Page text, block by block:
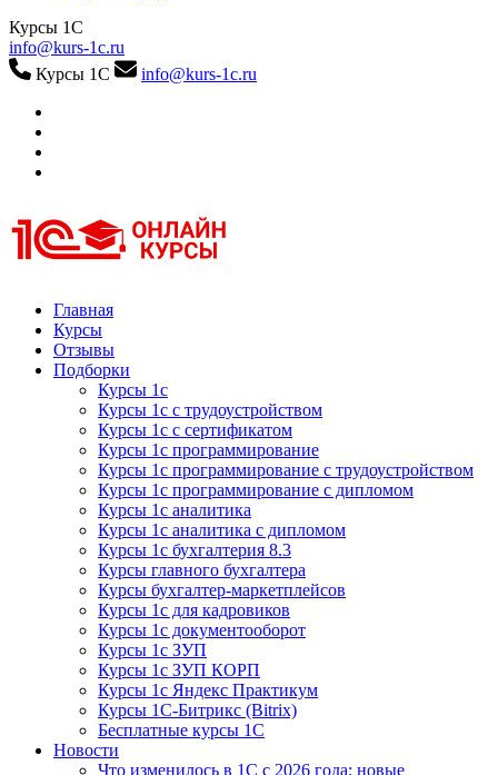
Курсы 1С
info@kurs-1c.ru
Курсы 1С
info@kurs-1c.ru
Курсы 1С
Курсы 1С официальная сертификация
Главная
Курсы
Отзывы
Подборки
Курсы 1с
Курсы 1с с трудоустройством
Курсы 1с с сертификатом
Курсы 1с программирование
Курсы 1с программирование с трудоустройством
Курсы 1с программирование с дипломом
Курсы 1с аналитика
Курсы 1с аналитика с дипломом
Курсы 1с бухгалтерия 8.3
Курсы главного бухгалтера
Курсы бухгалтер-маркетплейсов
Курсы 1с для кадровиков
Курсы 1с документооборот
Курсы 1с ЗУП
Курсы 1с ЗУП КОРП
Курсы 1с Яндекс Практикум
Курсы 1С-Битрикс (Bitrix)
Бесплатные курсы 1С
Новости
Что изменилось в 1С с 2026 года: новые